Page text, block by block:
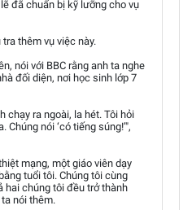
đã chuẩn bị kỹ lưỡng cho vụ
thêm vụ việc này.
nói với BBC rằng anh ta nghe
đối diện, nơi học sinh lớp 7
chạy ra ngoài, la hét. Tôi hỏi
nói ‘có tiếng súng!’",
mạng, một giáo viên dạy
tuổi tôi. Chúng tôi cùng
hai chúng tôi đều trở thành
nói thêm.